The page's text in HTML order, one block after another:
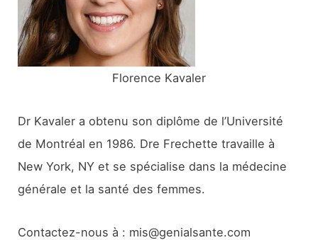
:
Florence Kavaler
Dr Kavaler a obtenu son diplôme de l’Université
de Montréal en 1986. Dre Frechette travaille à
New York, NY et se spécialise dans la médecine
générale et la santé des femmes.
Contactez-nous à : mis@genialsante.com